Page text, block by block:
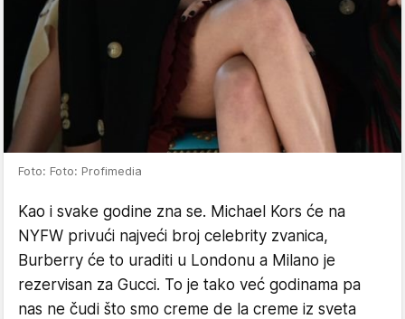
Foto: Foto: Profimedia
Kao i svake godine zna se. Michael Kors će na
NYFW privući najveći broj celebrity zvanica,
Burberry će to uraditi u Londonu a Milano je
rezervisan za Gucci. To je tako već godinama pa
nas ne čudi što smo creme de la creme iz sveta